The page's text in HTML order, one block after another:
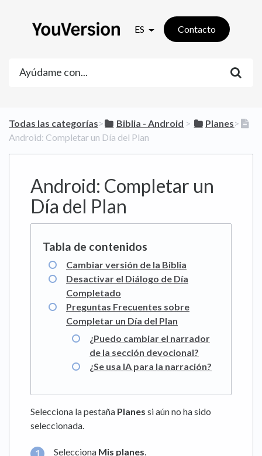
ES Contacto
Todas las categorías​>​ ​Biblia - Android ​ > ​ ​Planes​>​
Android: Completar un Día del Plan
Android: Completar un
Día del Plan
Cambiar versión de la Biblia
Desactivar el Diálogo de Día
Completado
Preguntas Frecuentes sobre
Completar un Día del Plan
¿Puedo cambiar el narrador
de la sección devocional?
¿Se usa IA para la narración?
Selecciona la pestaña Planes si aún no ha sido
seleccionada.
Selecciona Mis planes.